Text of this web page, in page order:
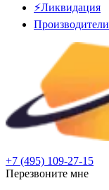
⚡Ликвидация
Производители
+7 (495) 109-27-15
Перезвоните мне